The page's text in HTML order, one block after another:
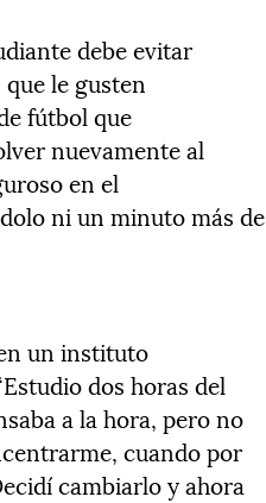
debe evitar
le gusten
fútbol que
nuevamente al
en el
ni un minuto más de
un instituto
dos horas del
a la hora, pero no
cuando por
cambiarlo y ahora